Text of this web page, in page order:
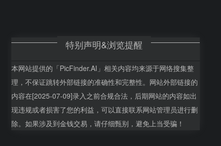
特别声明&浏览提醒
本网站提供的「PicFinder.AI」相关内容均来源于网络搜集整
理，不保证跳转外部链接的准确性和完整性。网站外部链接的
内容在[2025-07-09]录入之前合规合法，后期网站的内容如出
现违规或者损害了您的利益，可以直接联系网站管理员进行删
除。如果涉及到金钱交易，请仔细甄别，避免上当受骗！